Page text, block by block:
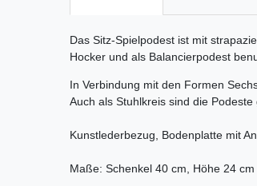
Das Sitz-Spielpodest ist mit
Hocker und als Balancierpodest
In Verbindung mit den Formen
Auch als Stuhlkreis sind die Podeste
Kunstlederbezug, Bodenplatte mit
Maße: Schenkel 40 cm, Höhe 24 cm